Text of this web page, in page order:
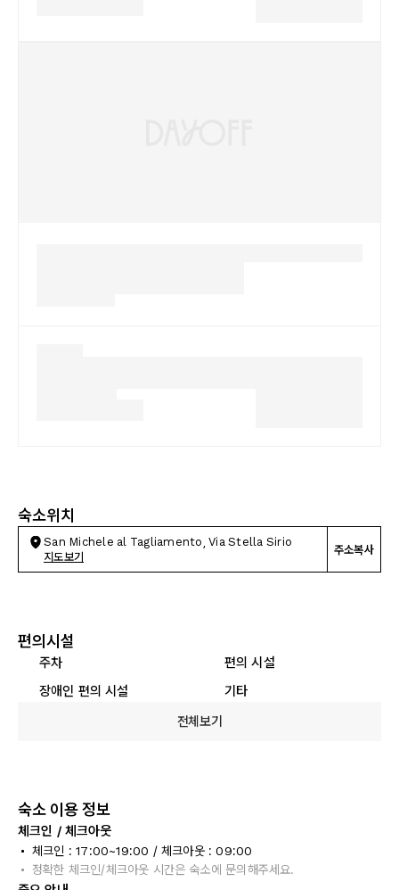
숙소위치
San Michele al Tagliamento, Via Stella Sirio
지도보기
주소복사
편의시설
주차
편의 시설
장애인 편의 시설
기타
전체보기
숙소 이용 정보
체크인 / 체크아웃
체크인 : 17:00~19:00 / 체크아웃 : 09:00
정확한 체크인/체크아웃 시간은 숙소에 문의해주세요.